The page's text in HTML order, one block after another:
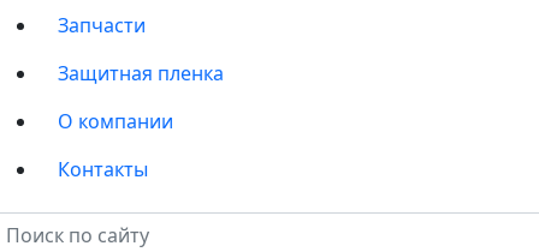
Запчасти
Защитная пленка
О компании
Контакты